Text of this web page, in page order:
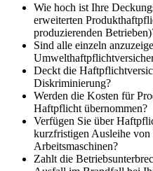
Wie hoch ist Ihre
erweiterten
produzierenden
Sind alle einzeln
Deckt die
Diskriminierung?
Werden die Kosten für
Haftpflicht übernommen?
Verfügen Sie über
kurzfristigen Ausleihe von
Arbeitsmaschinen?
Zahlt die